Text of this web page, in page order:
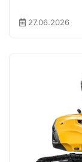
27.06.2026